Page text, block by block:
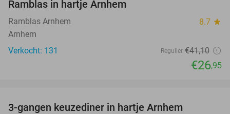
Ramblas in hartje Arnhem
Ramblas Arnhem 8.7 star
Arnhem
Verkocht: 131
Regulier €41,10
€26,95
3-gangen keuzediner in hartje Arnhem